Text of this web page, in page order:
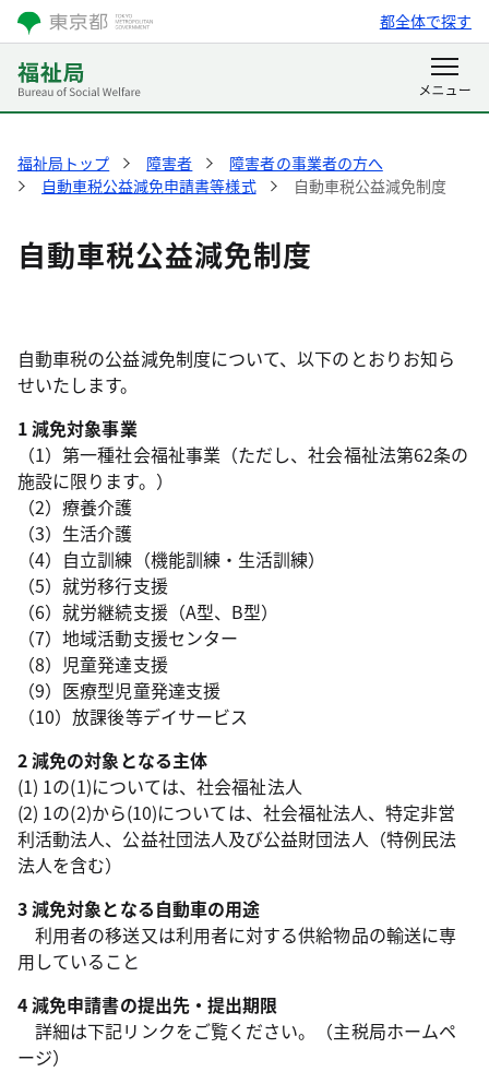
都全体で探す
福祉局トップ 障害者
障害者の事業者の方へ
自動車税公益減免申請書等様式
自動車税公益減免制度
自動車税公益減免制度
自動車税の公益減免制度について、以下のとおりお知ら
せいたします。
1 減免対象事業
（1）第一種社会福祉事業（ただし、社会福祉法第62条の
施設に限ります。）
（2）療養介護
（3）生活介護
（4）自立訓練（機能訓練・生活訓練）
（5）就労移行支援
（6）就労継続支援（A型、B型）
（7）地域活動支援センター
（8）児童発達支援
（9）医療型児童発達支援
（10）放課後等デイサービス
2 減免の対象となる主体
(1) 1の(1)については、社会福祉法人
(2) 1の(2)から(10)については、社会福祉法人、特定非営
利活動法人、公益社団法人及び公益財団法人（特例民法
法人を含む）
3 減免対象となる自動車の用途
利用者の移送又は利用者に対する供給物品の輸送に専
用していること
4 減免申請書の提出先・提出期限
詳細は下記リンクをご覧ください。（主税局ホームペ
ージ）